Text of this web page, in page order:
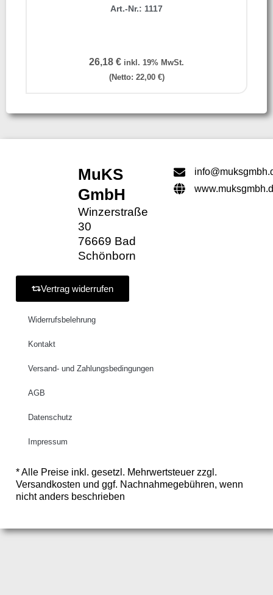
Art.-Nr.: 1117
26,18 € inkl. 19% MwSt.
(Netto: 22,00 €)
MuKS
GmbH
Winzerstraße
30
76669 Bad
Schönborn
Vertrag widerrufen
Widerrufsbelehrung
Kontakt
Versand- und Zahlungsbedingungen
AGB
Datenschutz
Impressum
* Alle Preise inkl. gesetzl. Mehrwertsteuer zzgl.
Versandkosten und ggf. Nachnahmegebühren, wenn
nicht anders beschrieben